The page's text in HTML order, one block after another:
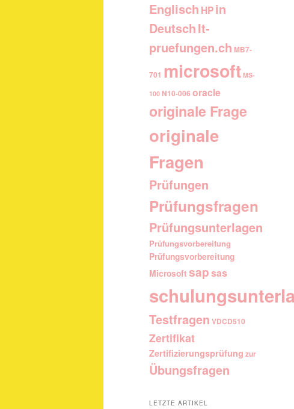
Englisch HPin
DeutschIt-
pruefungen.ch MB7-
701 microsoft MS-
100 N10-006 oracle
originale Frage
originale
Fragen
Prüfungen
Prüfungsfragen
Prüfungsunterlagen
Prüfungsvorbereitung
Prüfungsvorbereitung
Microsoft sapsas
Testfragen VDCD510
Zertifikat
Zertifizierungsprüfung zur
Übungsfragen
LETZTE ARTIKEL